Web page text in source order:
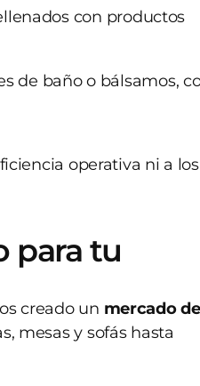
con productos
de baño o bálsamos,
operativa ni a los
para tu
creado un mercado de
mesas y sofás hasta